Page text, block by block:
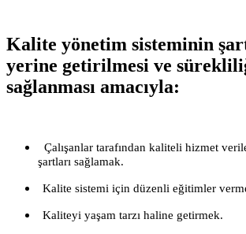
Kalite yönetim sisteminin
yerine getirilmesi ve
sağlanması amacıyla:
Çalışanlar tarafından kaliteli hizmet
şartları sağlamak.
Kalite sistemi için düzenli eğitimler
Kaliteyi yaşam tarzı haline getirmek.